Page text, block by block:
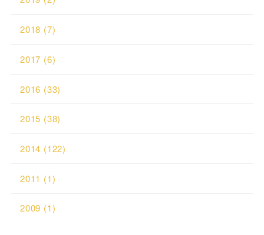
2018 (7)
2017 (6)
2016 (33)
2015 (38)
2014 (122)
2011 (1)
2009 (1)